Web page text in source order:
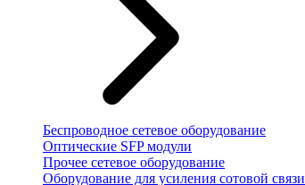
Беспроводное сетевое оборудование
Оптические SFP модули
Прочее сетевое оборудование
Оборудование для усиления сотовой связи